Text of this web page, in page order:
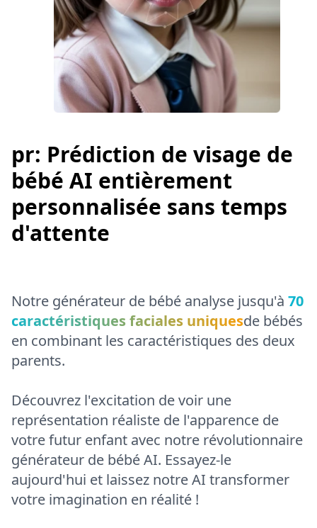
pr: Prédiction de visage de
bébé AI entièrement
personnalisée sans temps
d'attente
Notre générateur de bébé analyse jusqu'à 70
caractéristiques faciales uniquesde bébés
en combinant les caractéristiques des deux
parents.
Découvrez l'excitation de voir une
représentation réaliste de l'apparence de
votre futur enfant avec notre révolutionnaire
générateur de bébé AI. Essayez-le
aujourd'hui et laissez notre AI transformer
votre imagination en réalité !